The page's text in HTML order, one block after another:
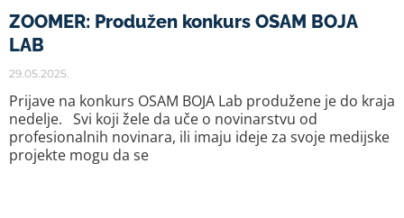
ZOOMER: Produžen konkurs OSAM BOJA
LAB
29.05.2025.
Prijave na konkurs OSAM BOJA Lab produžene je do kraja
nedelje. Svi koji žele da uče o novinarstvu od
profesionalnih novinara, ili imaju ideje za svoje medijske
projekte mogu da se